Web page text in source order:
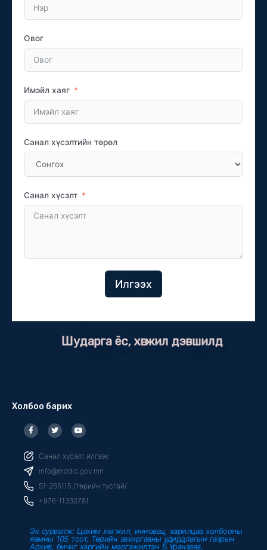
Овог
Имэйл хаяг
Санал хүсэлтийн төрөл
Санал хүсэлт
Илгээх
Шударга ёс, хөгжил дэвшилд
Холбоо барих
F
a
c
b
o
o
k
f
T
w
i
t
r
Y
o
u
u
e
Санал хүсэлт илгээх
info@mddic.gov.mn
51-265115 /төрийн тусгай/
+976-11330781
Эх сурвалж: Цахим хөгжил, инновац, харилцаа холбооны
яамны 105 тоот, Төрийн захиргааны удирдлагын газрын
Архив, бичиг хэргийн мэргэжилтэн Б.Уранзаяа,